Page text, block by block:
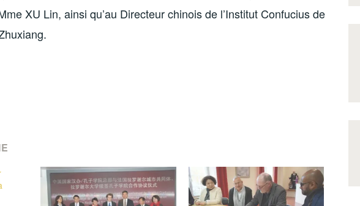
XU Lin, ainsi qu’au Directeur chinois de l’Institut Confucius de